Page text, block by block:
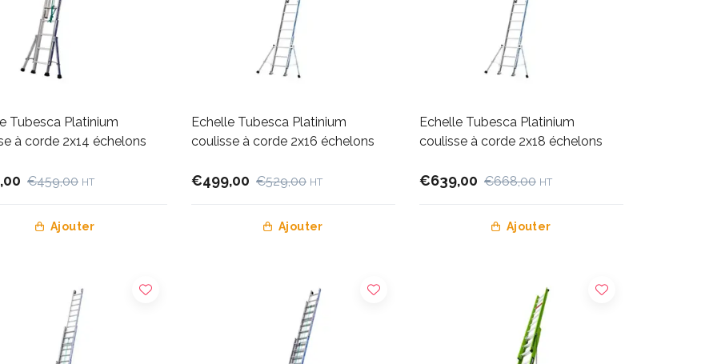
Tubesca Platinium
à corde 2x14 échelons
€459,00 HT
Ajouter
Echelle Tubesca Platinium
coulisse à corde 2x16 échelons
€499,00 €529,00 HT
Ajouter
Echelle Tubesca Platinium
coulisse à corde 2x18 échelons
€639,00 €668,00 HT
Ajouter